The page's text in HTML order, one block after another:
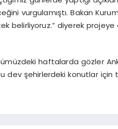
vurgulamıştı. Bakan
diyerek projeye
haftalarda gözler
dev şehirlerdeki konutlar için